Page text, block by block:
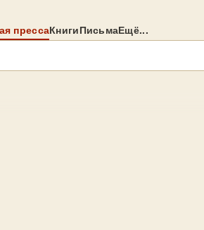
прессаКнигиПисьмаЕщё...